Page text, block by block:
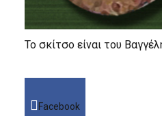
Το σκίτσο είναι του
Facebook